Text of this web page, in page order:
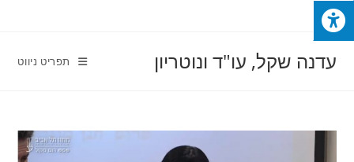
Skip
to
עדנה שקל, עו"ד ונוטריון תפריט ניווט